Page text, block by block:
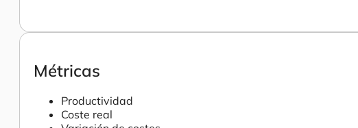
Métricas
Productividad
Coste real